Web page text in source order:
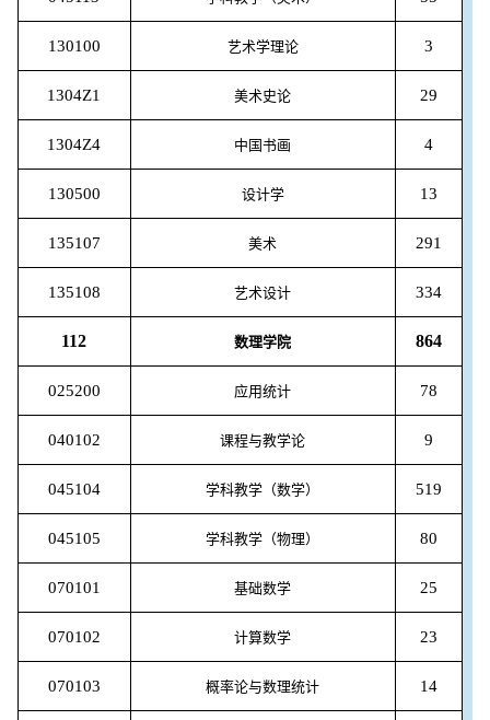
130100 艺术学理论 3
1304Z1 美术史论 29
1304Z4 中国书画 4
130500 设计学 13
135107 美术 291
135108 艺术设计 334
112 数理学院 864
025200 应用统计 78
040102 课程与教学论 9
045104 学科教学（数学） 519
045105 学科教学（物理） 80
070101 基础数学 25
070102 计算数学 23
070103 概率论与数理统计 14